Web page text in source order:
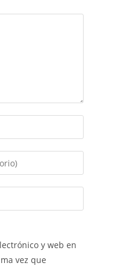
y web en
vez que